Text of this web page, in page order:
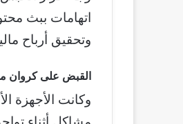
اتهامات ببث
وتحقيق أرباح
القبض على كروان
وكانت الأجهزة